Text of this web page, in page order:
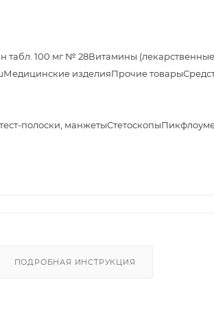
табл. 100 мг № 28Витамины
Медицинские изделияПрочие товары
полоски, манжетыСтетоскопы
ПОДРОБНАЯ ИНСТРУКЦИЯ